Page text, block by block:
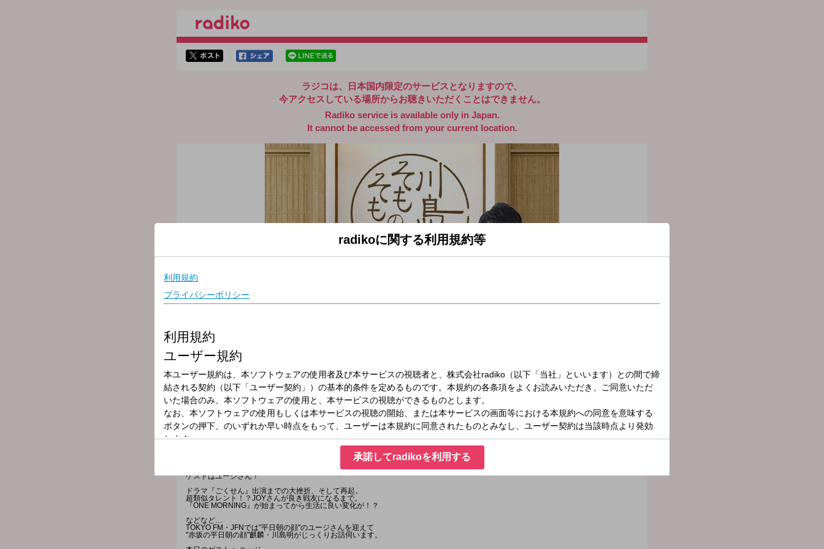
ラジコは、日本国内限定のサービスとなりますので、
今アクセスしている場所からお聴きいただくことはできません。
Radiko service is available only in Japan.
It cannot be accessed from your current location.
放送時間
2026年5月30日（土）17:00～17:55
番組名
川島明 そもそもの話
ゲストはユージさん！
ドラマ『ごくせん』出演までの大挫折、そして再起。
超類似タレント！？JOYさんが良き戦友になるまで。
『ONE MORNING』が始まってから生活に良い変化が！？
などなど…
TOKYO FM・JFNでは"平日朝の顔"のユージさんを迎えて
"赤坂の平日朝の顔"麒麟・川島明がじっくりお話伺います。
radikoに関する利用規約等
承諾してradikoを利用する